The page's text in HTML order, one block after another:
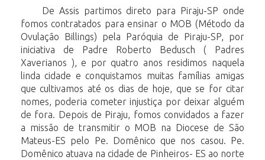
De Assis partimos direto para Piraju-SP onde
fomos contratados para ensinar o MOB (Método da
Ovulação Billings) pela Paróquia de Piraju-SP, por
iniciativa de Padre Roberto Bedusch ( Padres
Xaverianos ), e por quatro anos residimos naquela
linda cidade e conquistamos muitas famílias amigas
que cultivamos até os dias de hoje, que se for citar
nomes, poderia cometer injustiça por deixar alguém
de fora. Depois de Piraju, fomos convidados a fazer
a missão de transmitir o MOB na Diocese de São
Mateus-ES pelo Pe. Domênico que nos casou. Pe.
Domênico atuava na cidade de Pinheiros- ES ao norte